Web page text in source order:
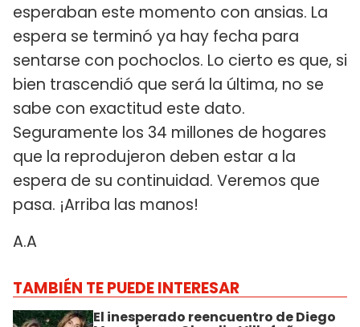
esperaban este momento con ansias. La
espera se terminó ya hay fecha para
sentarse con pochoclos. Lo cierto es que, si
bien trascendió que será la última, no se
sabe con exactitud este dato.
Seguramente los 34 millones de hogares
que la reprodujeron deben estar a la
espera de su continuidad. Veremos que
pasa. ¡Arriba las manos!
A.A
TAMBIÉN TE PUEDE INTERESAR
El inesperado reencuentro de Diego